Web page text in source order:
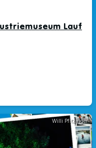
Lauf
Willi Pfitzinger